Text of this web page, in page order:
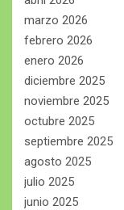
marzo 2026
febrero 2026
enero 2026
diciembre 2025
noviembre 2025
octubre 2025
septiembre 2025
agosto 2025
julio 2025
junio 2025